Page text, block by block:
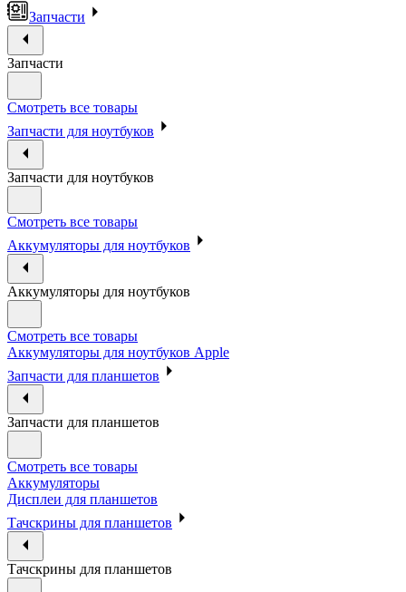
Запчасти
Запчасти
Смотреть все товары
Запчасти для ноутбуков
Запчасти для ноутбуков
Смотреть все товары
Аккумуляторы для ноутбуков
Аккумуляторы для ноутбуков
Смотреть все товары
Аккумуляторы для ноутбуков Apple
Запчасти для планшетов
Запчасти для планшетов
Смотреть все товары
Аккумуляторы
Дисплеи для планшетов
Тачскрины для планшетов
Тачскрины для планшетов